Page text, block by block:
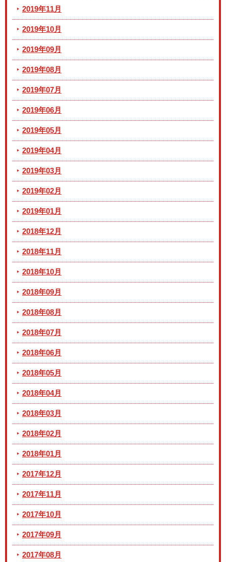
2019年11月
2019年10月
2019年09月
2019年08月
2019年07月
2019年06月
2019年05月
2019年04月
2019年03月
2019年02月
2019年01月
2018年12月
2018年11月
2018年10月
2018年09月
2018年08月
2018年07月
2018年06月
2018年05月
2018年04月
2018年03月
2018年02月
2018年01月
2017年12月
2017年11月
2017年10月
2017年09月
2017年08月